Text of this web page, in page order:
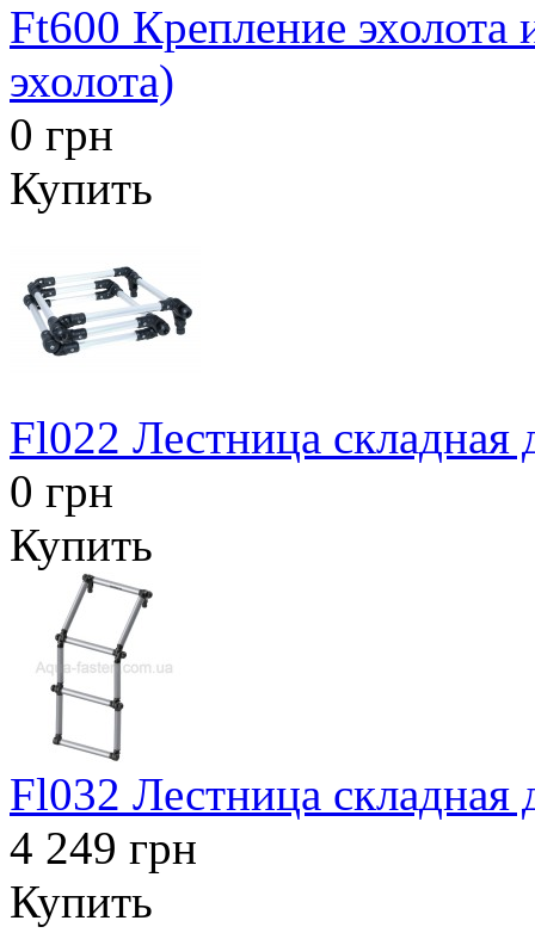
Ft600 Крепление эхолота
эхолота)
0 грн
Купить
Fl022 Лестница складная
0 грн
Купить
Fl032 Лестница складная
4 249 грн
Купить